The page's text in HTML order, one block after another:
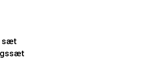
sæt